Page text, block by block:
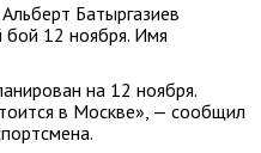
Батыргазиев
бой 12 ноября. Имя
на 12 ноября.
в Москве», — сообщил